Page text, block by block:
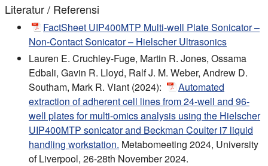
Literatur / Referensi
FactSheet UIP400MTP Multi-well Plate Sonicator –
Non-Contact Sonicator – Hielscher Ultrasonics
Lauren E. Cruchley-Fuge, Martin R. Jones, Ossama
Edbali, Gavin R. Lloyd, Ralf J. M. Weber, Andrew D.
Southam, Mark R. Viant (2024):
Automated
extraction of adherent cell lines from 24-well and 96-
well plates for multi-omics analysis using the Hielscher
UIP400MTP sonicator and Beckman Coulter i7 liquid
handling workstation. Metabomeeting 2024, University
of Liverpool, 26-28th November 2024.